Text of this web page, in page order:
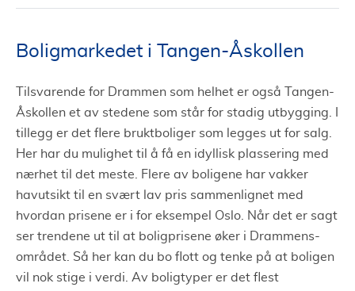
Boligmarkedet i Tangen-Åskollen
Tilsvarende for Drammen som helhet er også Tangen-
Åskollen et av stedene som står for stadig utbygging. I
tillegg er det flere bruktboliger som legges ut for salg.
Her har du mulighet til å få en idyllisk plassering med
nærhet til det meste. Flere av boligene har vakker
havutsikt til en svært lav pris sammenlignet med
hvordan prisene er i for eksempel Oslo. Når det er sagt
ser trendene ut til at boligprisene øker i Drammens-
området. Så her kan du bo flott og tenke på at boligen
vil nok stige i verdi. Av boligtyper er det flest